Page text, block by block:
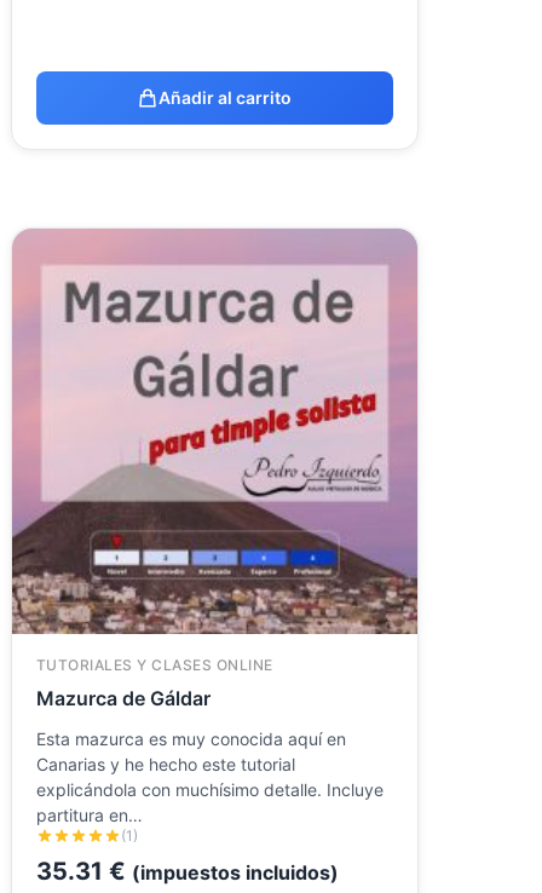
Añadir al carrito
TUTORIALES Y CLASES ONLINE
Mazurca de Gáldar
Esta mazurca es muy conocida aquí en
Canarias y he hecho este tutorial
explicándola con muchísimo detalle. Incluye
partitura en…
(1)
35.31 € (impuestos incluidos)